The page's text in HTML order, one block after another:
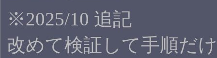
※2025/10 追記
改めて検証して手順だ